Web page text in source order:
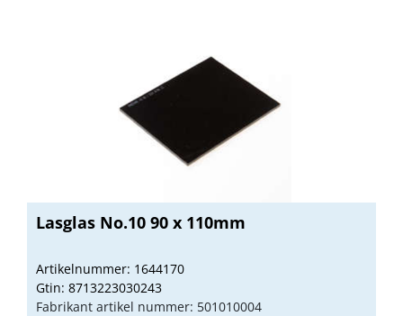
Lasglas No.10 90 x 110mm
Artikelnummer: 1644170
Gtin: 8713223030243
Fabrikant artikel nummer: 501010004